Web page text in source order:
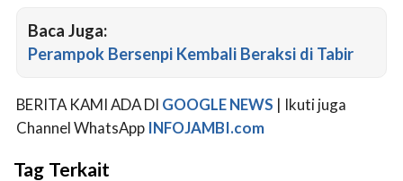
Baca Juga:
Perampok Bersenpi Kembali Beraksi di Tabir
BERITA KAMI ADA DI GOOGLE NEWS | Ikuti juga
Channel WhatsApp INFOJAMBI.com
Tag Terkait